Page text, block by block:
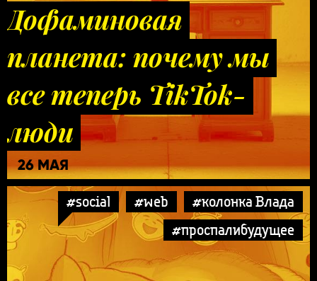
Дофаминовая
планета: почему мы
все теперь TikTok-
люди
26 МАЯ
#social #web
#колонка Влада
#проспалибудущее